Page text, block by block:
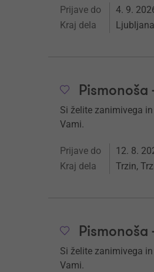
Prijave do 4. 9.
Kraj dela
Si želite zanimivega
Vami.
Prijave do 12. 8.
Kraj dela Trzin,
Si želite zanimivega
Vami.